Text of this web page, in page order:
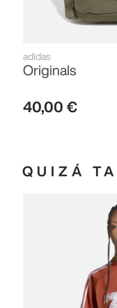
adidas
Originals
40,00 €
QUIZÁ